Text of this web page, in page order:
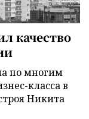
качество
по многим
класса в
Никита